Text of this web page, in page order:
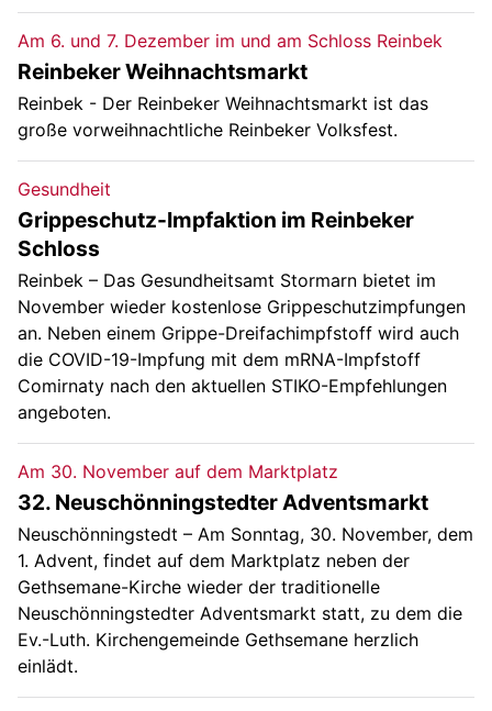
Am 6. und 7. Dezember im und am Schloss Reinbek
Reinbeker Weihnachtsmarkt
Reinbek - Der Reinbeker Weihnachtsmarkt ist das
große vorweihnachtliche Reinbeker Volksfest.
Gesundheit
Grippeschutz-Impfaktion im Reinbeker
Schloss
Reinbek – Das Gesundheitsamt Stormarn bietet im
November wieder kostenlose Grippeschutzimpfungen
an. Neben einem Grippe-Dreifachimpfstoff wird auch
die COVID-19-Impfung mit dem mRNA-Impfstoff
Comirnaty nach den aktuellen STIKO-Empfehlungen
angeboten.
Am 30. November auf dem Marktplatz
32. Neuschönningstedter Adventsmarkt
Neuschönningstedt – Am Sonntag, 30. November, dem
1. Advent, findet auf dem Marktplatz neben der
Gethsemane-Kirche wieder der traditionelle
Neuschönningstedter Adventsmarkt statt, zu dem die
Ev.-Luth. Kirchengemeinde Gethsemane herzlich
einlädt.